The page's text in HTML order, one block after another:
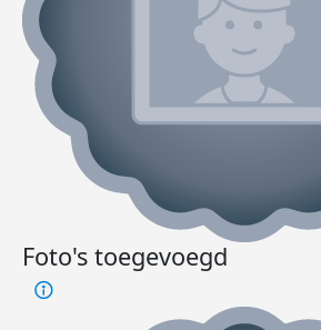
Foto's toegevoegd